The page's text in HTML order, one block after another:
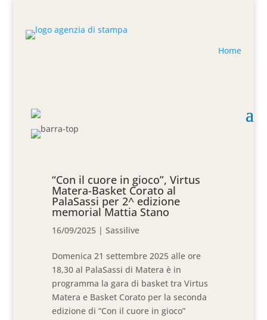
Home
“Con il cuore in gioco”, Virtus
Matera-Basket Corato al
PalaSassi per 2^ edizione
memorial Mattia Stano
16/09/2025 |Sassilive
Domenica 21 settembre 2025 alle ore
18,30 al PalaSassi di Matera è in
programma la gara di basket tra Virtus
Matera e Basket Corato per la seconda
edizione di “Con il cuore in gioco”